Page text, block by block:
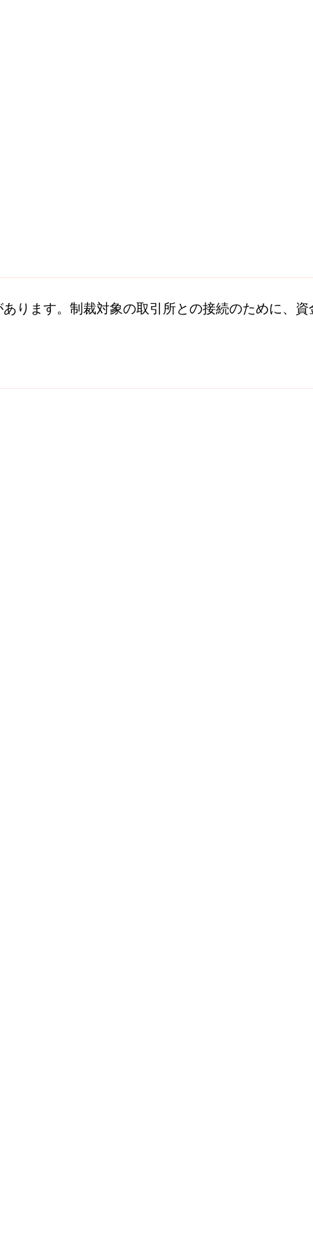
ります。 制裁対象の取引所との接続のために、資